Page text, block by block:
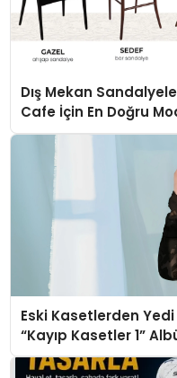
Dış Mekan
Cafe İçin En Doğru
Eski Kasetlerden Yedi
“Kayıp Kasetler 1”